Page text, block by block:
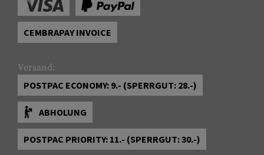
CEMBRAPAY INVOICE
Versand:
POSTPAC ECONOMY: 9.- (SPERRGUT: 28.-)
ABHOLUNG
POSTPAC PRIORITY: 11.- (SPERRGUT: 30.-)